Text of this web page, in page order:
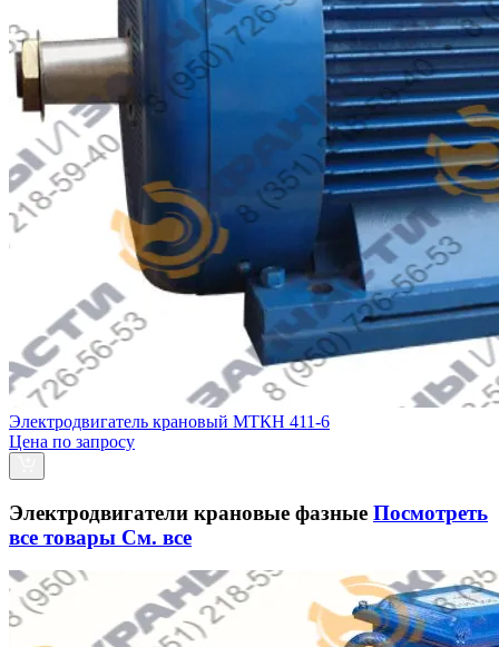
Электродвигатель крановый МТКH 411-6
Цена по запросу
Электродвигатели крановые фазные Посмотреть
все товары См. все